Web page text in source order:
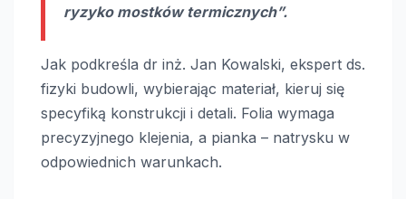
ryzyko mostków termicznych”.
Jak podkreśla dr inż. Jan Kowalski, ekspert ds.
fizyki budowli, wybierając materiał, kieruj się
specyfiką konstrukcji i detali. Folia wymaga
precyzyjnego klejenia, a pianka – natrysku w
odpowiednich warunkach.